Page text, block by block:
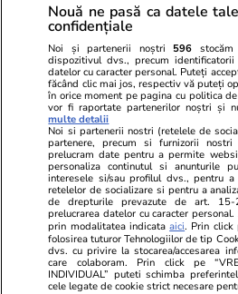
Cine poate retrage banii din
contul unei persoane
Lifestyle
30 de expresii în turcă
pentru vacanță: de la bazar la
plajă
Nouă ne pasă ca datele
confidențiale
Noi și partenerii noștri 596
dispozitivul dvs., precum
datelor cu caracter personal. Puteți
făcând clic mai jos, respectiv vă puteți
în orice moment pe pagina cu politica
vor fi raportate partenerilor noștri și
multe detalii
Noi si partenerii nostri (retelele de
partenere, precum si furnizorii
prelucram date pentru a permite
personaliza continutul si anunturile
interesele si/sau profilul dvs., pentru
retelelor de socializare si pentru a
de drepturile prevazute de art.
prelucrarea datelor cu caracter
prin modalitatea indicataaici. Prin click
folosirea tuturor Tehnologiilor de tip
dvs. cu privire la stocarea/accesarea
care colaboram. Prin click pe
INDIVIDUAL” puteti schimba
cele legate de cookie strict necesare